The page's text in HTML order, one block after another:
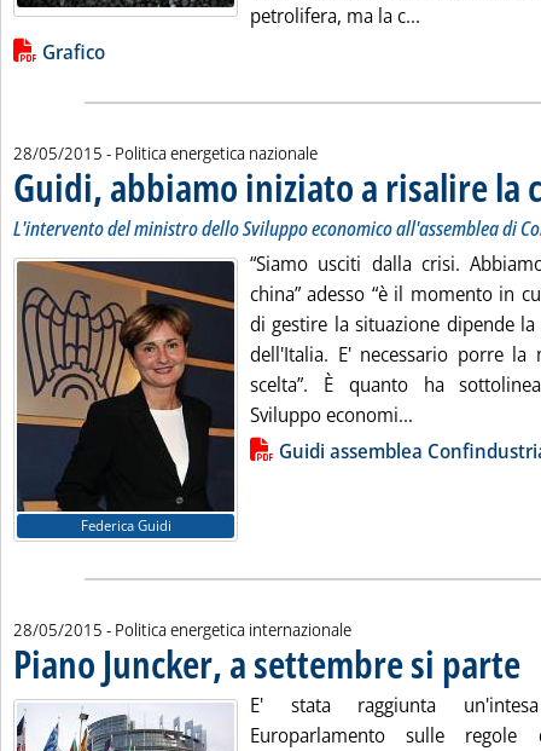
petrolifera, ma la c...
Lista allegati PDF alla notizia
Grafico
28/05/2015 - Politica energetica nazionale
Guidi, abbiamo iniziato a risalire la
L'intervento del ministro dello Sviluppo economico all'assemblea di
Federica Guidi
“Siamo usciti dalla crisi.
china” adesso “è il momento in
di gestire la situazione dipende
dell'Italia. E' necessario porre la
scelta”. È quanto ha
Sviluppo economi...
Lista allegati PDF alla notiziaGuidi assemblea
28/05/2015 - Politica energetica internazionale
Piano Juncker, a settembre si parte
E' stata raggiunta
Europarlamento sulle